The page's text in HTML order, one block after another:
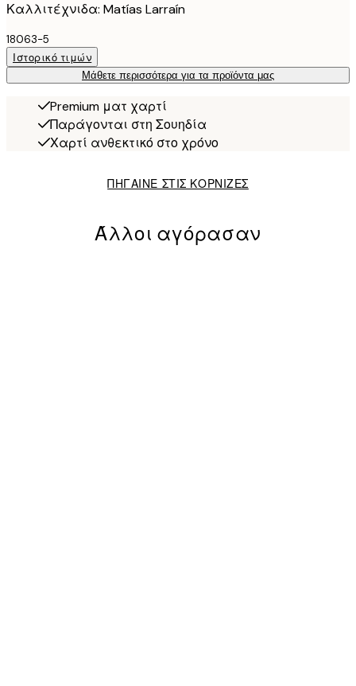
Καλλιτέχνιδα: Matías Larraín
18063-5
Ιστορικό τιμών
Μάθετε περισσότερα για τα προϊόντα μας
Premium ματ χαρτί
Παράγονται στη Σουηδία
Χαρτί ανθεκτικό στο χρόνο
ΠΗΓΑΙΝΕ ΣΤΙΣ ΚΟΡΝΙΖΕΣ
Άλλοι αγόρασαν